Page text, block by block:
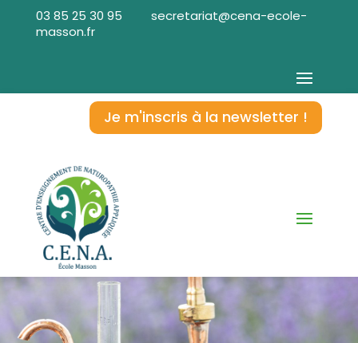
03 85 25 30 95
secretariat@cena-ecole-
masson.fr
Je m'inscris à la newsletter !